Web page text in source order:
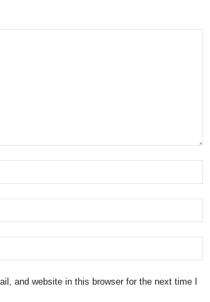
and website in this browser for the next time I